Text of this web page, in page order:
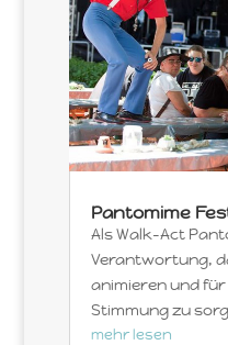
Pantomime
Als Walk-Act
Verantwortung,
animieren und
Stimmung zu
mehr lesen